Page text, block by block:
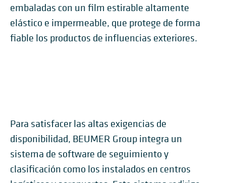
embaladas con un film estirable altamente
elástico e impermeable, que protege de forma
fiable los productos de influencias exteriores.
Para satisfacer las altas exigencias de
disponibilidad, BEUMER Group integra un
sistema de software de seguimiento y
clasificación como los instalados en centros